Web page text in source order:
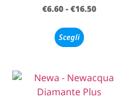
€6.60 - €16.50
Scegli